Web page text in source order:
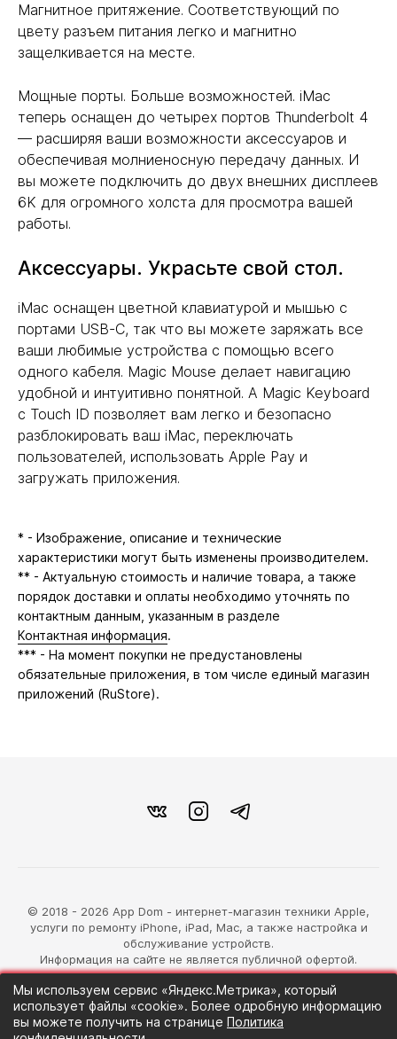
Магнитное притяжение. Соответствующий по
цвету разъем питания легко и магнитно
защелкивается на месте.
Мощные порты. Больше возможностей. iMac
теперь оснащен до четырех портов Thunderbolt 4
— расширяя ваши возможности аксессуаров и
обеспечивая молниеносную передачу данных. И
вы можете подключить до двух внешних дисплеев
6K для огромного холста для просмотра вашей
работы.
Аксессуары. Украсьте свой стол.
iMac оснащен цветной клавиатурой и мышью с
портами USB-C, так что вы можете заряжать все
ваши любимые устройства с помощью всего
одного кабеля. Magic Mouse делает навигацию
удобной и интуитивно понятной. А Magic Keyboard
с Touch ID позволяет вам легко и безопасно
разблокировать ваш iMac, переключать
пользователей, использовать Apple Pay и
загружать приложения.
* - Изображение, описание и технические
характеристики могут быть изменены производителем.
** - Актуальную стоимость и наличие товара, а также
порядок доставки и оплаты необходимо уточнять по
контактным данным, указанным в разделе
Контактная информация.
*** - На момент покупки не предустановлены
обязательные приложения, в том числе единый магазин
приложений (RuStore).
© 2018 - 2026 App Dom - интернет-магазин техники Apple,
услуги по ремонту iPhone, iPad, Mac, а также настройка и
обслуживание устройств.
Информация на сайте не является публичной офертой.
разработка магазина
Синий Лев
Мы используем сервис «Яндекс.Метрика», который
использует файлы «cookie». Более одробную информацию
вы можете получить на странице Политика